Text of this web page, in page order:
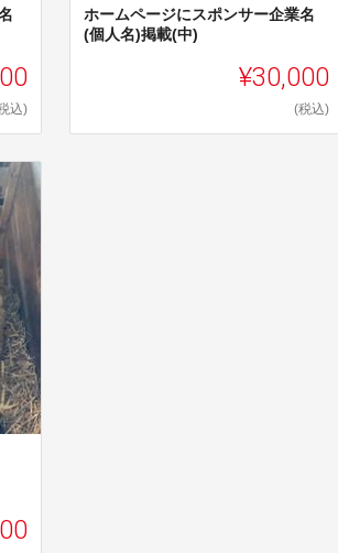
込)
ホームページにスポンサー企業名
(個人名)掲載(中)
¥30,000
(税込)